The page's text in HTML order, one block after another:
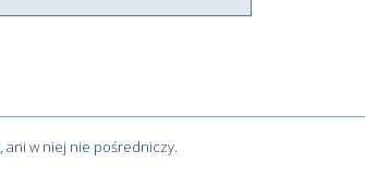
, ani w niej nie pośredniczy.